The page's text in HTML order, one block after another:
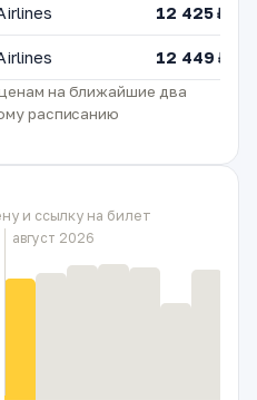
12 425 ₽
12 449 ₽
на ближайшие два
расписанию
и ссылку на билет
август 2026